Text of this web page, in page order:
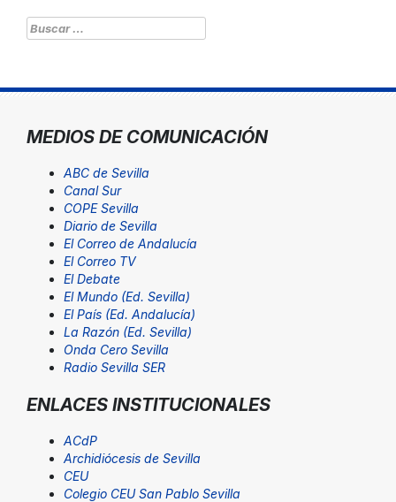
Buscar:
MEDIOS DE COMUNICACIÓN
ABC de Sevilla
Canal Sur
COPE Sevilla
Diario de Sevilla
El Correo de Andalucía
El Correo TV
El Debate
El Mundo (Ed. Sevilla)
El País (Ed. Andalucía)
La Razón (Ed. Sevilla)
Onda Cero Sevilla
Radio Sevilla SER
ENLACES INSTITUCIONALES
ACdP
Archidiócesis de Sevilla
CEU
Colegio CEU San Pablo Sevilla